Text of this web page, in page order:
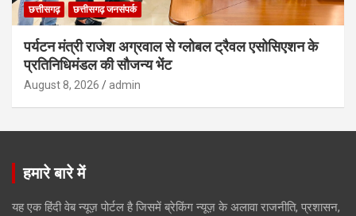
छत्तीसगढ़ छत्तीसगढ़ जनसंपर्क
पर्यटन मंत्री राजेश अग्रवाल से ग्लोबल ट्रैवल एसोसिएशन के
प्रतिनिधिमंडल की सौजन्य भेंट
August 8, 2026 admin
हमारे बारे में
यह एक हिंदी वेब न्यूज़ पोर्टल है जिसमें ब्रेकिंग न्यूज़ के अलावा राजनीति, प्रशासन,